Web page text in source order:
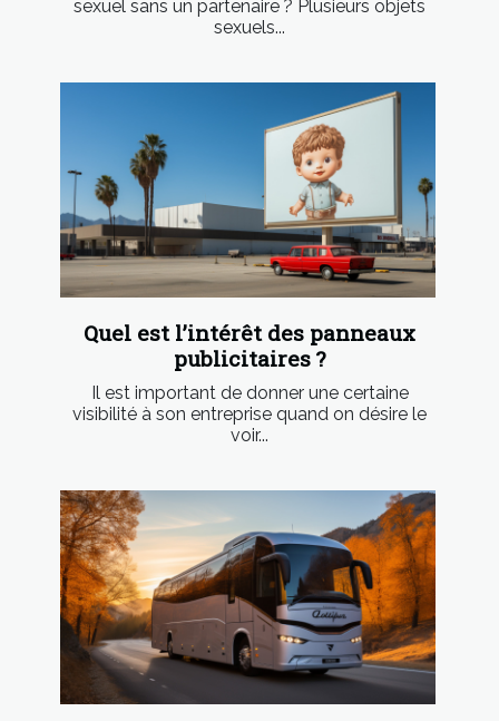
sexuel sans un partenaire ? Plusieurs objets
sexuels...
Quel est l’intérêt des panneaux
publicitaires ?
Il est important de donner une certaine
visibilité à son entreprise quand on désire le
voir...